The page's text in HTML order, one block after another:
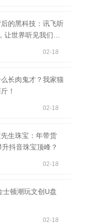
的黑科技：讯飞听
让世界听见我们的
02-18
长肉鬼才？我家猫
！
02-18
生珠宝：年带货
抖音珠宝顶峰？
02-18
士顿潮玩文创U盘
02-18